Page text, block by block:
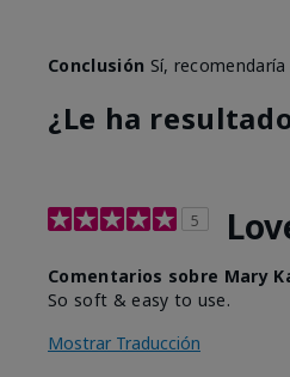
Conclusión Sí,
¿Le ha
5
Comentarios sobre Mary
So soft & easy to use.
Mostrar Traducción